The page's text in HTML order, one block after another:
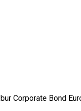
Corporate Bond